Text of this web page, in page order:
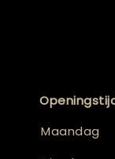
Maandag